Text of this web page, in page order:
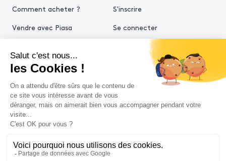
Comment acheter ?
Vendre avec Piasa
S'inscrire
Se connecter
Politiques de confidentialitéPolitique cookies
Conditions générales d'utilisation